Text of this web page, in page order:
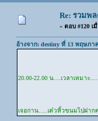
Re: รวมพ
« ตอบ #120 เ
อ้างจาก: destiny ที่ 13 พฤษภาค
20.00-22.00 น....เวลาเหมาะ
เจอกาน.....เด๋วหิ้วขนมไปฝาก